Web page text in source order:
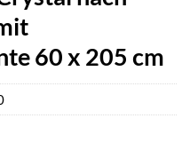
60 x 205 cm